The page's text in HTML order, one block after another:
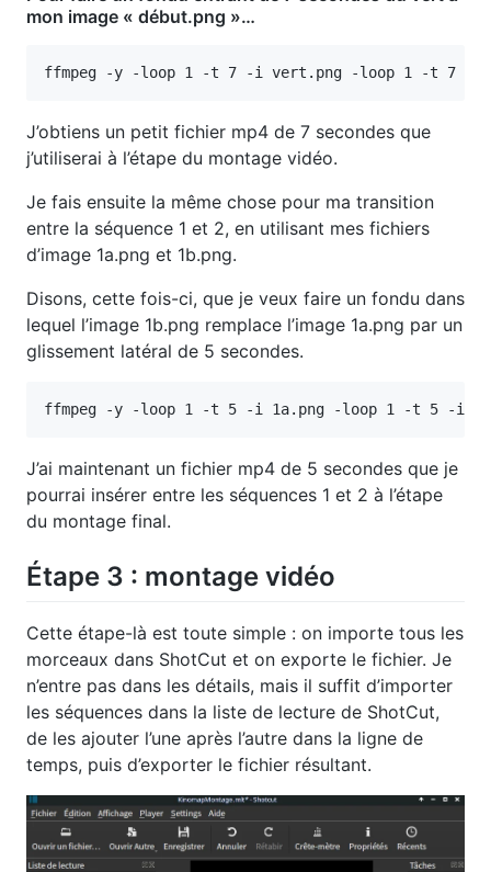
mon image « début.png »…
J’obtiens un petit fichier mp4 de 7 secondes que
j’utiliserai à l’étape du montage vidéo.
Je fais ensuite la même chose pour ma transition
entre la séquence 1 et 2, en utilisant mes fichiers
d’image 1a.png et 1b.png.
Disons, cette fois-ci, que je veux faire un fondu dans
lequel l’image 1b.png remplace l’image 1a.png par un
glissement latéral de 5 secondes.
J’ai maintenant un fichier mp4 de 5 secondes que je
pourrai insérer entre les séquences 1 et 2 à l’étape
du montage final.
Étape 3 : montage vidéo
Cette étape-là est toute simple : on importe tous les
morceaux dans ShotCut et on exporte le fichier. Je
n’entre pas dans les détails, mais il suffit d’importer
les séquences dans la liste de lecture de ShotCut,
de les ajouter l’une après l’autre dans la ligne de
temps, puis d’exporter le fichier résultant.